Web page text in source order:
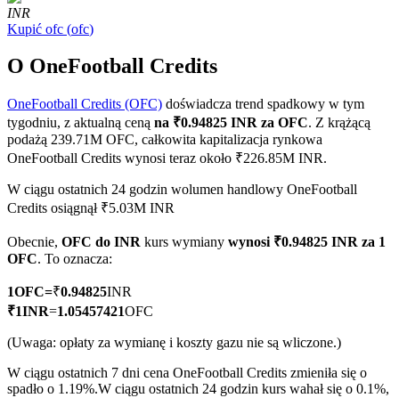
Kontrakty terminowe COIN-M
Kontrakty terminowe na kryptowaluty
TradFi
towary
INR
Kupić ofc (ofc)
O OneFootball Credits
OneFootball Credits (OFC) doświadcza trend spadkowy w tym
tygodniu, z aktualną ceną na ₹0.94825 INR za OFC. Z krążącą
podażą 239.71M OFC, całkowita kapitalizacja rynkowa
OneFootball Credits wynosi teraz około ₹226.85M INR.
W ciągu ostatnich 24 godzin wolumen handlowy OneFootball
Credits osiągnął ₹5.03M INR
Obecnie, OFC do INR kurs wymiany wynosi ₹0.94825 INR za 1
OFC. To oznacza:
1OFC=₹0.94825INR
₹1INR=1.05457421OFC
(Uwaga: opłaty za wymianę i koszty gazu nie są wliczone.)
W ciągu ostatnich 7 dni cena OneFootball Credits zmieniła się o
spadło o 1.19%.W ciągu ostatnich 24 godzin kurs wahał się o 0.1%,